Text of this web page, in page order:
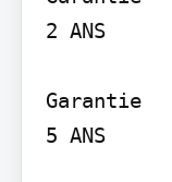
2 ANS
Garantie
5 ANS